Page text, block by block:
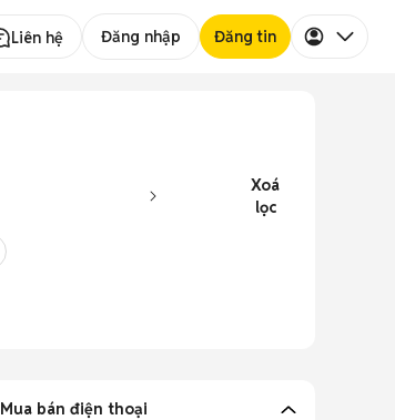
Liên hệ Đăng nhập Đăng tin
Xoá
lọc
Mua bán điện thoại